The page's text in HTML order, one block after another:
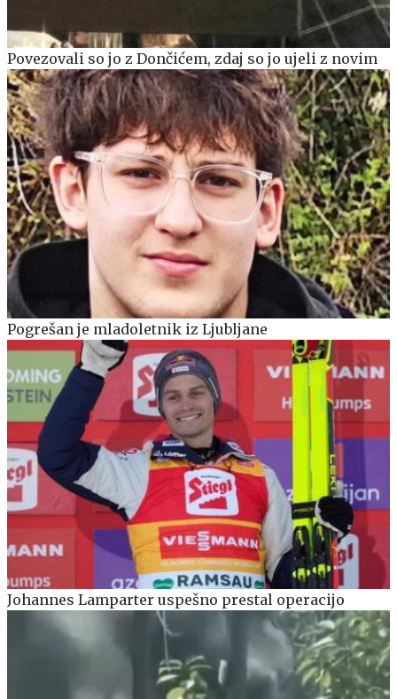
Povezovali so jo z Dončićem, zdaj so jo ujeli z novim
Pogrešan je mladoletnik iz Ljubljane
Johannes Lamparter uspešno prestal operacijo